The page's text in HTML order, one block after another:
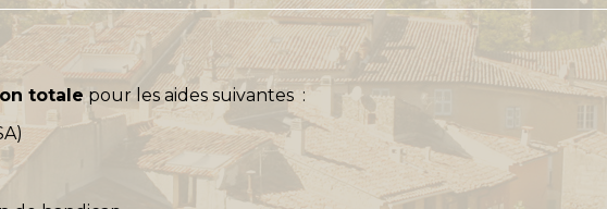
totale pour les aides suivantes :